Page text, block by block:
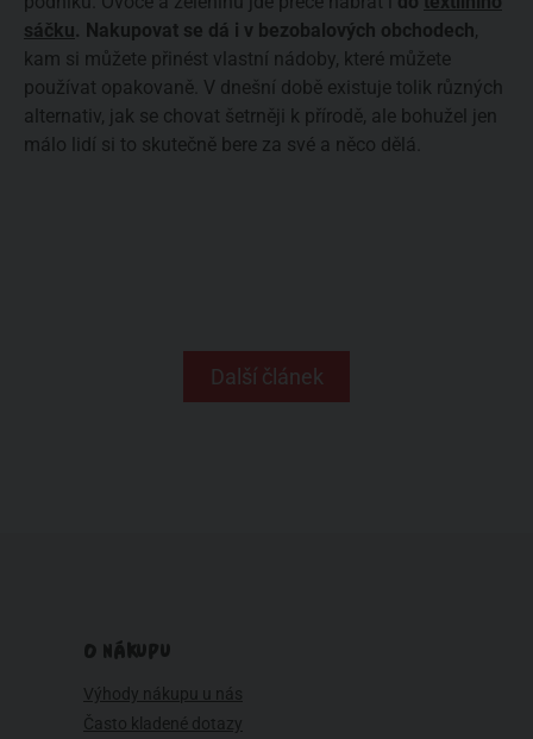
sáčku. Nakupovat se dá i v bezobalových obchodech,
kam si můžete přinést vlastní nádoby, které můžete
používat opakovaně. V dnešní době existuje tolik různých
alternativ, jak se chovat šetrněji k přírodě, ale bohužel jen
málo lidí si to skutečně bere za své a něco dělá.
Další článek
O NÁKUPU
Výhody nákupu u nás
Často kladené dotazy